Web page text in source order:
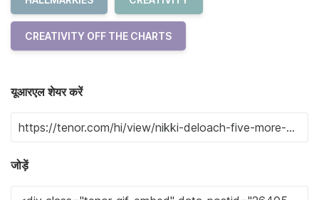
CREATIVITY OFF THE CHARTS
यूआरएल शेयर करें
जोड़ें